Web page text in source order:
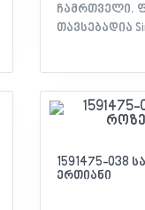
ჩამრთველი.
თავსებადია
ჩამრთველი -
1591475-038
ერთიანი